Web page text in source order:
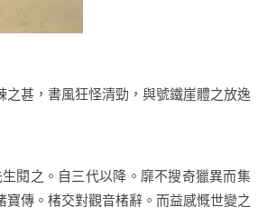
甚，書風狂怪清勁，與號鐵崖體之放逸
閱之。自三代以降。靡不搜奇獵異而集
傳。楮交對觀音楮辭。而益感慨世變之